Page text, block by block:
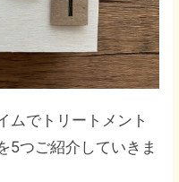
ムでトリートメント
5つご紹介していきま